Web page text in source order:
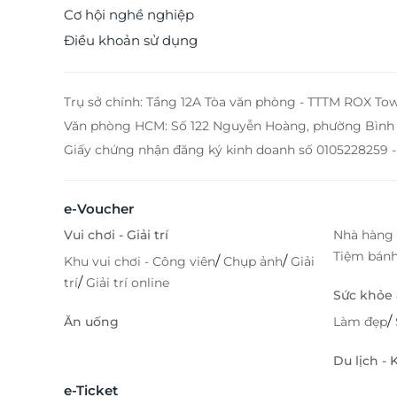
Cơ hội nghề nghiệp
Điều khoản sử dụng
Trụ sở chính: Tầng 12A Tòa văn phòng - TTTM ROX
Văn phòng HCM: Số 122 Nguyễn Hoàng, phường
Giấy chứng nhận đăng ký kinh doanh số
e-Voucher
Vui chơi - Giải trí
Khu vui chơi - Công viên/Chụp ảnh/Giải
trí/Giải trí online
Ăn uống
Nhà hàng
Tiệm
Sức khỏe
Làm đẹp/
Du lịch -
e-Ticket